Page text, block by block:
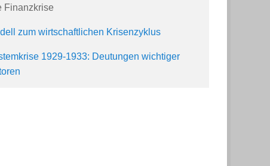
Finanzkrise
zum wirtschaftlichen Krisenzyklus
1929-1933: Deutungen wichtiger